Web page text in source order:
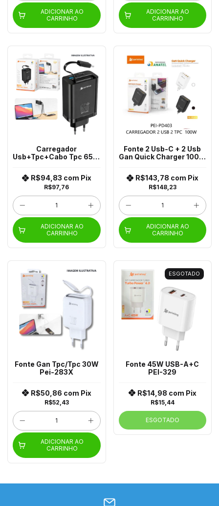
ADICIONAR AO
CARRINHO
ADICIONAR AO
CARRINHO
Carregador
Usb+Tpc+Cabo Tpc 65W
R$97,76
R$94,83 com Pix
ADICIONAR AO
CARRINHO
Fonte 2 Usb-C + 2 Usb
Gan Quick Charger 100W
R$148,23
R$143,78 com Pix
ADICIONAR AO
CARRINHO
Fonte Gan Tpc/Tpc 30W
Pei-283X
R$52,43
R$50,86 com Pix
ADICIONAR AO
CARRINHO
ESGOTADO
Fonte 45W USB-A+C
PEI-329
R$15,44
R$14,98 com Pix
ESGOTADO